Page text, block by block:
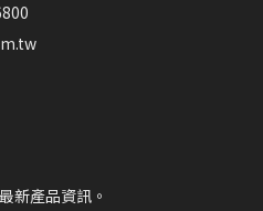
新產品資訊。